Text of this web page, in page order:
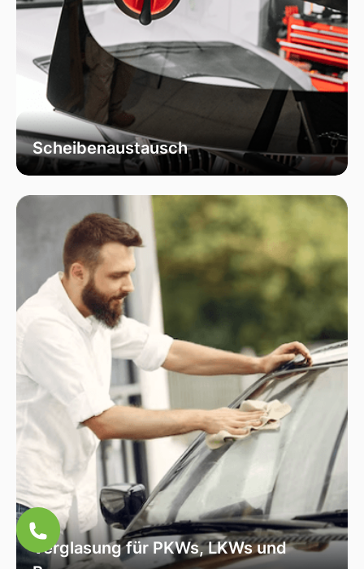
Scheibenaustausch
Bei uns erhalten Sie einen fachgerechten
Fahrzeugscheiben. Wir verwenden
ausschließlich hochwertiges Autoglas, das
speziell für Ihr Fahrzeugmodell geeignet ist, um
optimale Sicht und Sicherheit zu garantieren.
Verglasung für PKWs, LKWs und